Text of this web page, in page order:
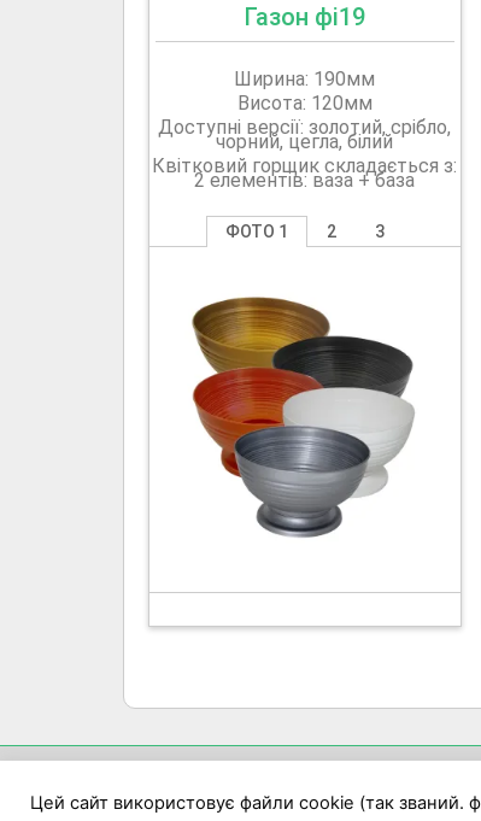
Газон фі19
Ширина: 190мм
Висота: 120мм
Доступні версії: золотий, срібло,
чорний, цегла, білий
Квітковий горщик складається з:
2 елементів: ваза + база
ФОТО 1 2 3
Цей сайт використовує файли cookie (так званий.